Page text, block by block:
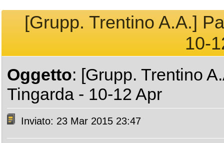
[Grupp. Trentino A.A.]
10-
Oggetto: [Grupp. Trentino
Tingarda - 10-12 Apr
Inviato: 23 Mar 2015 23:47